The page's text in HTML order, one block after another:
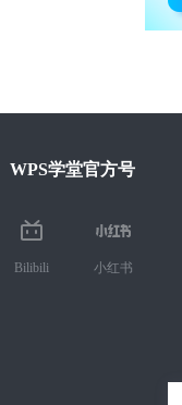
WPS学堂官方号
Bilibili 小红书